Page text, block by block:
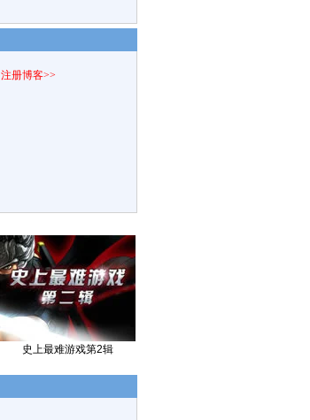
注册博客>>
史上最难游戏第2辑